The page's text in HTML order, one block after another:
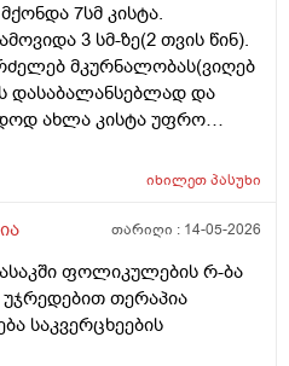
7სმ კისტა.
3 სმ-ზე(2 თვის წინ).
მკურნალობას(ვიღებ
დასაბალანსებლად და
ახლა კისტა უფრო
მასაჟის - ენდოსფერო
აუმჯობესებს
დასაშვებია ეს
იხილეთპასუხი
თარიღი : 14-05-2026
ფოლიკულების რ-ბა
თერაპია
საკვერცხეების